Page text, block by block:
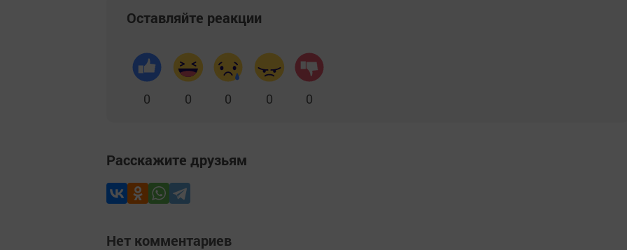
Оставляйте реакции
0 0 0 0 0
Расскажите друзьям
Нет комментариев